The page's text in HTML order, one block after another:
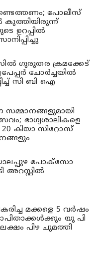
പോലീസ്
കുത്തിയിരുന്ന്
ഉറപ്പില്‍
ഗുരുതര ക്രമക്കേട്
ചോര്‍ച്ചയില്‍
സി ബി ഐ
ഭാ​ഗ്യശാലികളെ
20 കിയാ സിറോസ്
പോക്സോ
അറസ്റ്റില്‍
മക്കളെ 5 വർഷം
യു പി
പിഴ ചുമത്തി